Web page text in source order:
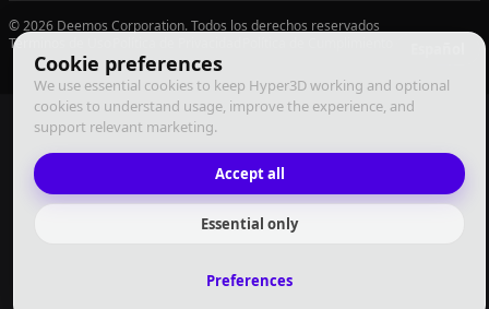
Cookie preferences
We use essential cookies to keep Hyper3D working and optional
cookies to understand usage, improve the experience, and
support relevant marketing.
Accept all
Essential only
Preferences
© 2026 Deemos Corporation. Todos los derechos reservados
Términos de Uso